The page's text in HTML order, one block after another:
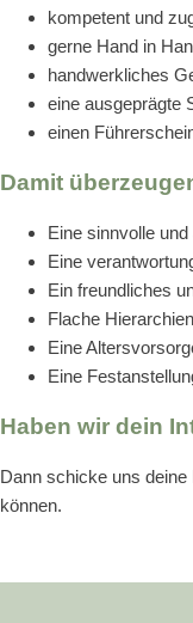
kompetent und
gerne Hand in
handwerkliches
eine ausgeprägte
einen
Damit
Eine sinnvolle
Eine
Ein freundliches
Flache
Eine
Eine
Haben wir dein
Dann schicke uns
können.